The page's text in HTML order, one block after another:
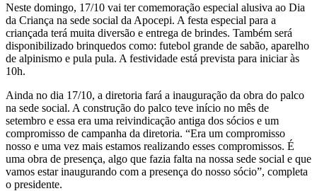
Neste domingo, 17/10 vai ter comemoração especial alusiva ao Dia
da Criança na sede social da Apocepi. A festa especial para a
criançada terá muita diversão e entrega de brindes. Também será
disponibilizado brinquedos como: futebol grande de sabão, aparelho
de alpinismo e pula pula. A festividade está prevista para iniciar às
10h.
Ainda no dia 17/10, a diretoria fará a inauguração da obra do palco
na sede social. A construção do palco teve início no mês de
setembro e essa era uma reivindicação antiga dos sócios e um
compromisso de campanha da diretoria. “Era um compromisso
nosso e uma vez mais estamos realizando esses compromissos. É
uma obra de presença, algo que fazia falta na nossa sede social e que
vamos estar inaugurando com a presença do nosso sócio”, completa
o presidente.